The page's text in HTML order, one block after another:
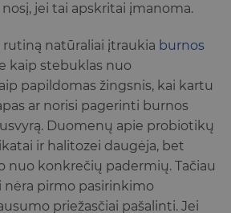
jei tai apskritai įmanoma.
rutiną natūraliai įtraukia burnos
kaip stebuklas nuo
papildomas žingsnis, kai kartu
ar norisi pagerinti burnos
Duomenų apie probiotikų
ir halitozei daugėja, bet
nuo konkrečių padermių. Tačiau
nėra pirmo pasirinkimo
priežasčiai pašalinti. Jei